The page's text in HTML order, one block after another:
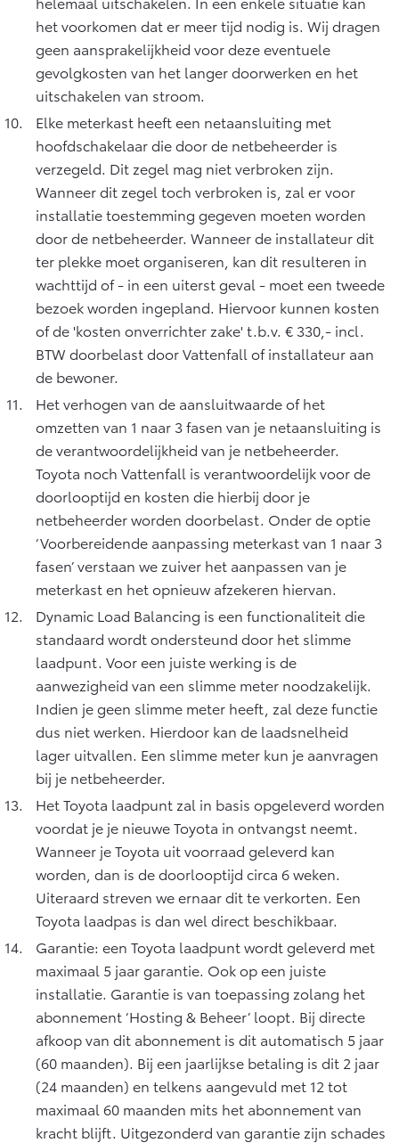
het voorkomen dat er meer tijd nodig is. Wij dragen
geen aansprakelijkheid voor deze eventuele
gevolgkosten van het langer doorwerken en het
uitschakelen van stroom.
Elke meterkast heeft een netaansluiting met
hoofdschakelaar die door de netbeheerder is
verzegeld. Dit zegel mag niet verbroken zijn.
Wanneer dit zegel toch verbroken is, zal er voor
installatie toestemming gegeven moeten worden
door de netbeheerder. Wanneer de installateur dit
ter plekke moet organiseren, kan dit resulteren in
wachttijd of - in een uiterst geval - moet een tweede
bezoek worden ingepland. Hiervoor kunnen kosten
of de 'kosten onverrichter zake' t.b.v. € 330,- incl.
BTW doorbelast door Vattenfall of installateur aan
de bewoner.
Het verhogen van de aansluitwaarde of het
omzetten van 1 naar 3 fasen van je netaansluiting is
de verantwoordelijkheid van je netbeheerder.
Toyota noch Vattenfall is verantwoordelijk voor de
doorlooptijd en kosten die hierbij door je
netbeheerder worden doorbelast. Onder de optie
‘Voorbereidende aanpassing meterkast van 1 naar 3
fasen’ verstaan we zuiver het aanpassen van je
meterkast en het opnieuw afzekeren hiervan.
Dynamic Load Balancing is een functionaliteit die
standaard wordt ondersteund door het slimme
laadpunt. Voor een juiste werking is de
aanwezigheid van een slimme meter noodzakelijk.
Indien je geen slimme meter heeft, zal deze functie
dus niet werken. Hierdoor kan de laadsnelheid
lager uitvallen. Een slimme meter kun je aanvragen
bij je netbeheerder.
Het Toyota laadpunt zal in basis opgeleverd worden
voordat je je nieuwe Toyota in ontvangst neemt.
Wanneer je Toyota uit voorraad geleverd kan
worden, dan is de doorlooptijd circa 6 weken.
Uiteraard streven we ernaar dit te verkorten. Een
Toyota laadpas is dan wel direct beschikbaar.
Garantie: een Toyota laadpunt wordt geleverd met
maximaal 5 jaar garantie. Ook op een juiste
installatie. Garantie is van toepassing zolang het
abonnement ‘Hosting & Beheer’ loopt. Bij directe
afkoop van dit abonnement is dit automatisch 5 jaar
(60 maanden). Bij een jaarlijkse betaling is dit 2 jaar
(24 maanden) en telkens aangevuld met 12 tot
maximaal 60 maanden mits het abonnement van
kracht blijft. Uitgezonderd van garantie zijn schades